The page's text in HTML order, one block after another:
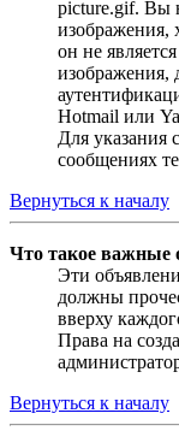
picture.gif. Вы
изображения,
он не
изображения,
Hotmail или
Для указания
сообщениях
Вернуться к началу
Что такое важные
Эти
должны
вверху
Права на
Вернуться к началу